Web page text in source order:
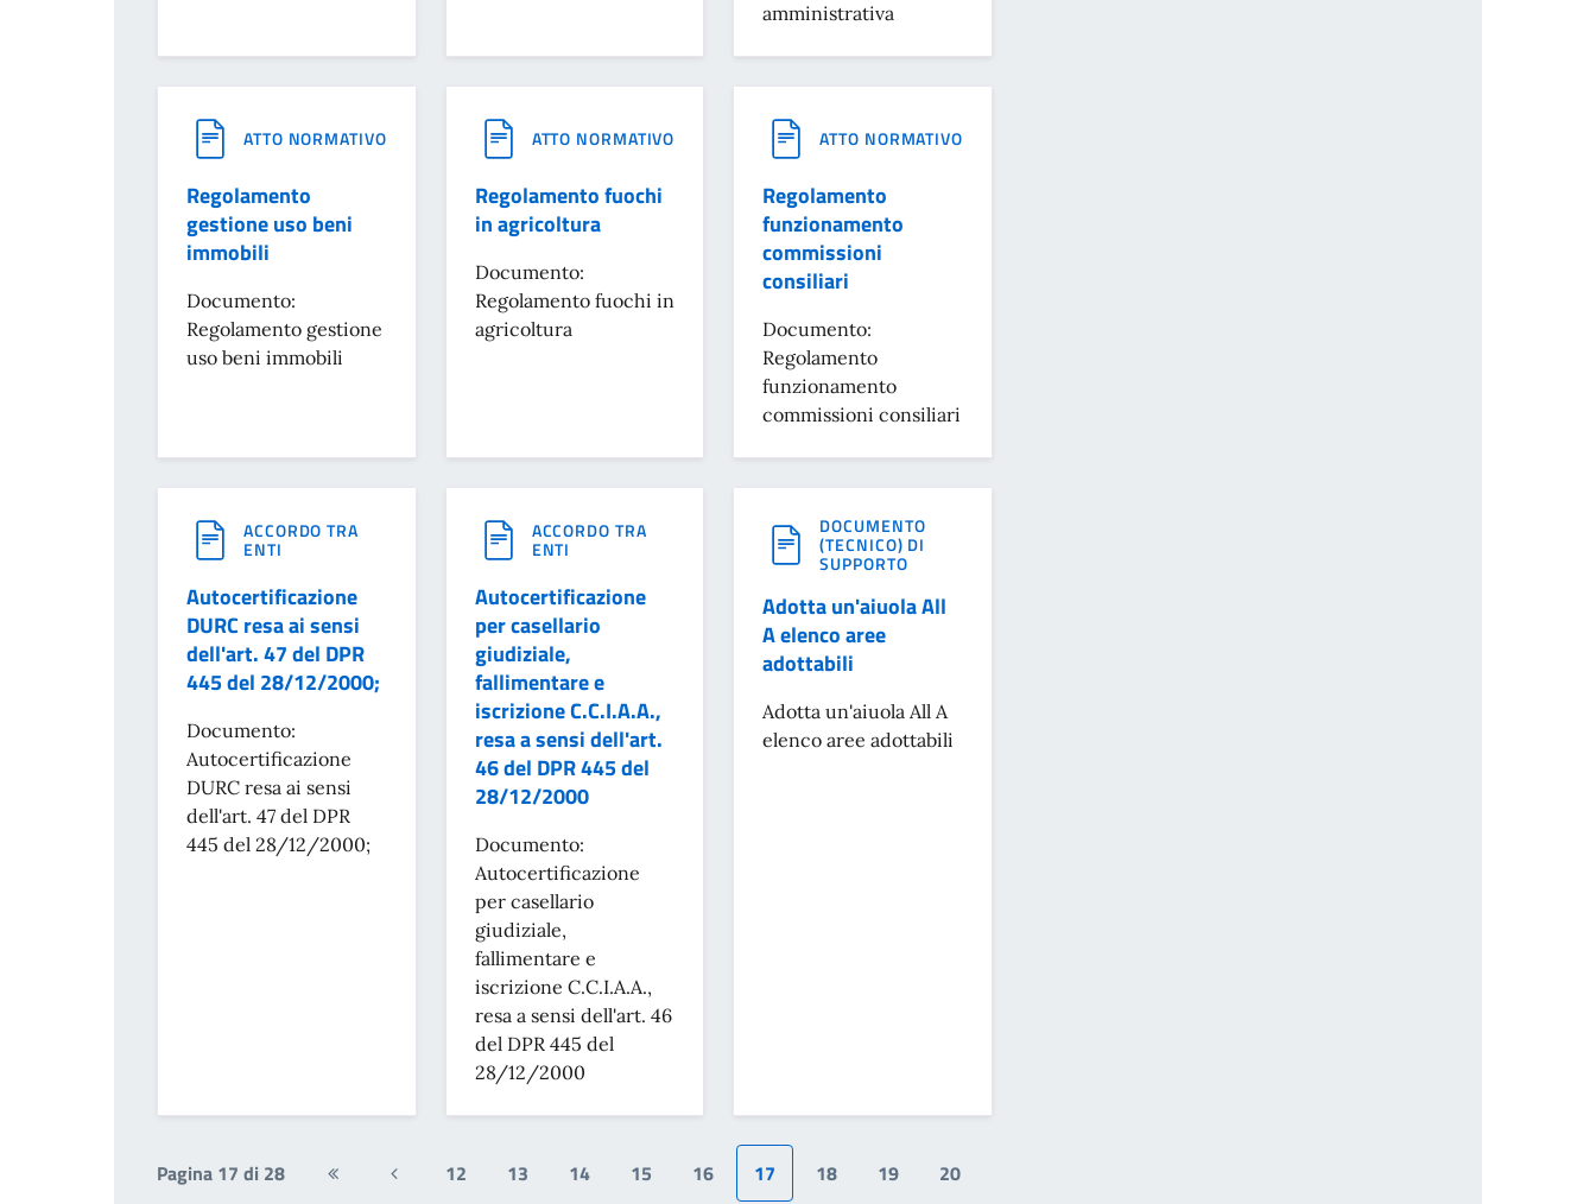
amministrativa
ATTO NORMATIVO
Regolamento
gestione uso beni
immobili
Documento:
Regolamento gestione
uso beni immobili
ATTO NORMATIVO
Regolamento fuochi
in agricoltura
Documento:
Regolamento fuochi in
agricoltura
ATTO NORMATIVO
Regolamento
funzionamento
commissioni
consiliari
Documento:
Regolamento
funzionamento
commissioni consiliari
ACCORDO TRA
ENTI
Autocertificazione
DURC resa ai sensi
dell'art. 47 del DPR
445 del 28/12/2000;
Documento:
Autocertificazione
DURC resa ai sensi
dell'art. 47 del DPR
445 del 28/12/2000;
ACCORDO TRA
ENTI
Autocertificazione
per casellario
giudiziale,
fallimentare e
iscrizione C.C.I.A.A.,
resa a sensi dell'art.
46 del DPR 445 del
28/12/2000
Documento:
Autocertificazione
per casellario
giudiziale,
fallimentare e
iscrizione C.C.I.A.A.,
resa a sensi dell'art. 46
del DPR 445 del
28/12/2000
DOCUMENTO
(TECNICO) DI
SUPPORTO
Adotta un'aiuola All
A elenco aree
adottabili
Adotta un'aiuola All A
elenco aree adottabili
Pagina 17 di 28
Prima
Pagina
12 13 14 15 16 17 18 19
20